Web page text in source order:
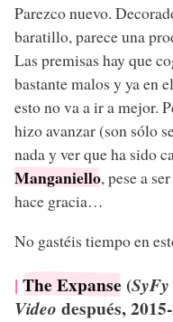
Parezco nuevo.
baratillo, parece una
Las premisas hay que
bastante malos y ya en
esto no va a ir a mejor.
hizo avanzar (son sólo
nada y ver que ha sido
Manganiello, pese a
hace gracia…
No gastéis tiempo en
The Expanse (SyFy
Video después,